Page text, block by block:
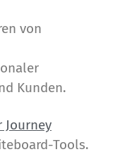
von
Kunden.
Journey
Tools.